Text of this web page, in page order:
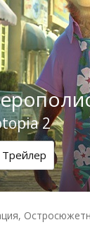
2
Трейлер